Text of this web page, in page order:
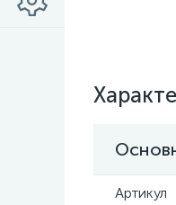
Артикул